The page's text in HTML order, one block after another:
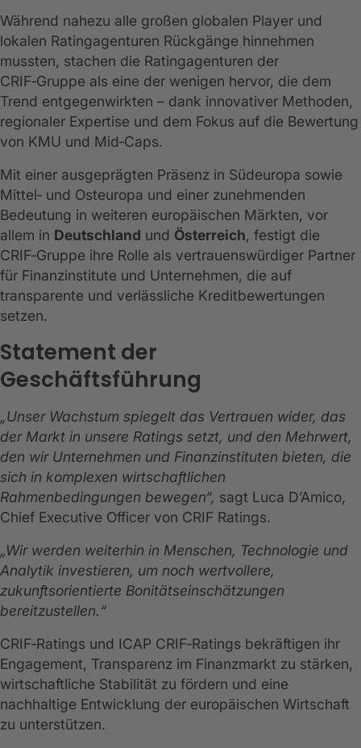
Während nahezu alle großen globalen Player und
lokalen Ratingagenturen Rückgänge hinnehmen
mussten, stachen die Ratingagenturen der
CRIF‑Gruppe als eine der wenigen hervor, die dem
Trend entgegenwirkten – dank innovativer Methoden,
regionaler Expertise und dem Fokus auf die Bewertung
von KMU und Mid‑Caps.
Mit einer ausgeprägten Präsenz in Südeuropa sowie
Mittel‑ und Osteuropa und einer zunehmenden
Bedeutung in weiteren europäischen Märkten, vor
allem in Deutschland und Österreich, festigt die
CRIF‑Gruppe ihre Rolle als vertrauenswürdiger Partner
für Finanzinstitute und Unternehmen, die auf
transparente und verlässliche Kreditbewertungen
setzen.
Statement der
Geschäftsführung
„Unser Wachstum spiegelt das Vertrauen wider, das
der Markt in unsere Ratings setzt, und den Mehrwert,
den wir Unternehmen und Finanzinstituten bieten, die
sich in komplexen wirtschaftlichen
Rahmenbedingungen bewegen“, sagt Luca D’Amico,
Chief Executive Officer von CRIF Ratings.
„Wir werden weiterhin in Menschen, Technologie und
Analytik investieren, um noch wertvollere,
zukunftsorientierte Bonitätseinschätzungen
bereitzustellen.“
CRIF‑Ratings und ICAP CRIF‑Ratings bekräftigen ihr
Engagement, Transparenz im Finanzmarkt zu stärken,
wirtschaftliche Stabilität zu fördern und eine
nachhaltige Entwicklung der europäischen Wirtschaft
zu unterstützen.